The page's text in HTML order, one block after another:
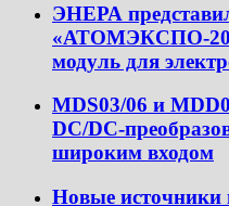
ЭНЕРА
«АТОМЭКСПО-
модуль для
MDS03/06 и
DC/DC-
широким входом
Новые источники